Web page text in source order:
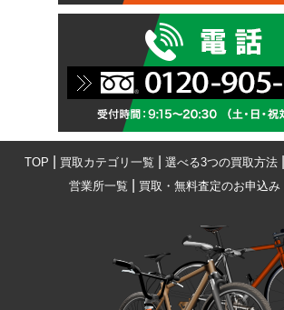
TOP 買取カテゴリ一覧 選べる3つの買取方法|
営業所一覧
買取・無料査定のお申込み|